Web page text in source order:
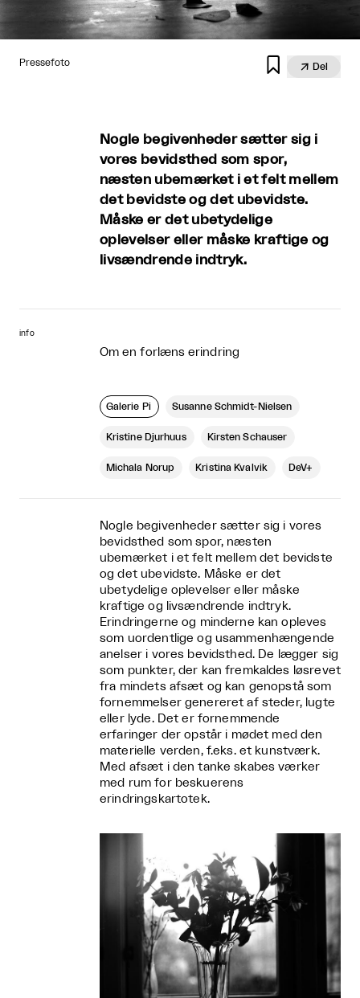
Pressefoto   Del
Nogle begivenheder sætter sig i
vores bevidsthed som spor,
næsten ubemærket i et felt mellem
det bevidste og det ubevidste.
Måske er det ubetydelige
oplevelser eller måske kraftige og
livsændrende indtryk.
info
Om en forlæns erindring
Galerie Pi Susanne Schmidt-Nielsen
Kristine Djurhuus Kirsten Schauser
Michala Norup Kristina Kvalvik DeV+
Nogle begivenheder sætter sig i vores
bevidsthed som spor, næsten
ubemærket i et felt mellem det bevidste
og det ubevidste. Måske er det
ubetydelige oplevelser eller måske
kraftige og livsændrende indtryk.
Erindringerne og minderne kan opleves
som uordentlige og usammenhængende
anelser i vores bevidsthed. De lægger sig
som punkter, der kan fremkaldes løsrevet
fra mindets afsæt og kan genopstå som
fornemmelser genereret af steder, lugte
eller lyde. Det er fornemmende
erfaringer der opstår i mødet med den
materielle verden, f.eks. et kunstværk.
Med afsæt i den tanke skabes værker
med rum for beskuerens
erindringskartotek.